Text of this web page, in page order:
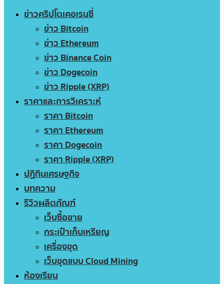
ข่าวคริปโตเคอเรนซี่
ข่าว Bitcoin
ข่าว Ethereum
ข่าว Binance Coin
ข่าว Dogecoin
ข่าว Ripple (XRP)
ราคาและการวิเคราะห์
ราคา Bitcoin
ราคา Ethereum
ราคา Dogecoin
ราคา Ripple (XRP)
ปฏิทินเศรษฐกิจ
บทความ
รีวิวผลิตภัณฑ์
เว็บซื้อขาย
กระเป๋าเก็บเหรียญ
เครื่องขุด
เว็บขุดแบบ Cloud Mining
ห้องเรียน